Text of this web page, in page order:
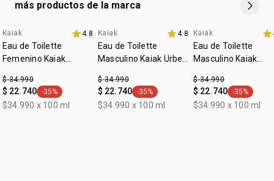
• notas de salida: mandarina, bergamota, artemisia
• notas de fondo: sándalo, almizcle, ámbar
• cruelty free
• ocasión: uso diario, para salir
• subfamilia: cítrico
*las imágenes son ilustrativas, este producto esta en una
más productos de la marca
Kaiak 4.8
Eau de Toilette
Femenino Kaiak
$ 34.990
$ 22.740 general.tag -35%
-35%
$34.990 x 100 ml
Kaiak 4.8
Eau de Toilette
Masculino Kaiak Urbe
$ 34.990
$ 22.740 general.tag -35%
-35%
$34.990 x 100 ml
Kaiak
Eau de Toilette
Masculino Kaiak
$ 34.990
$ 22.740 general.tag
-35%
$34.990 x 100 ml